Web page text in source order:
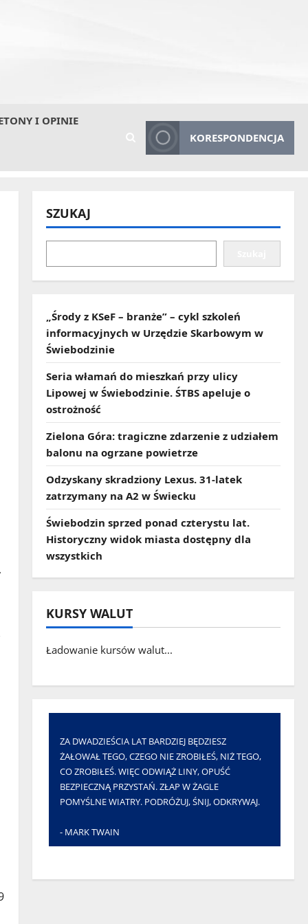
I OPINIE
KORESPONDENCJA
SZUKAJ
„Środy z KSeF – branże” – cykl szkoleń
informacyjnych w Urzędzie Skarbowym w
Świebodzinie
Seria włamań do mieszkań przy ulicy
Lipowej w Świebodzinie. ŚTBS apeluje o
ostrożność
Zielona Góra: tragiczne zdarzenie z udziałem
balonu na ogrzane powietrze
Odzyskany skradziony Lexus. 31‑latek
zatrzymany na A2 w Świecku
Świebodzin sprzed ponad czterystu lat.
Historyczny widok miasta dostępny dla
wszystkich
KURSY WALUT
Ładowanie kursów walut...
ZA DWADZIEŚCIA LAT BARDZIEJ BĘDZIESZ
ŻAŁOWAŁ TEGO, CZEGO NIE ZROBIŁEŚ, NIŻ TEGO,
CO ZROBIŁEŚ. WIĘC ODWIĄŻ LINY, OPUŚĆ
BEZPIECZNĄ PRZYSTAŃ. ZŁAP W ŻAGLE
POMYŚLNE WIATRY. PODRÓŻUJ, ŚNIJ, ODKRYWAJ.
- MARK TWAIN